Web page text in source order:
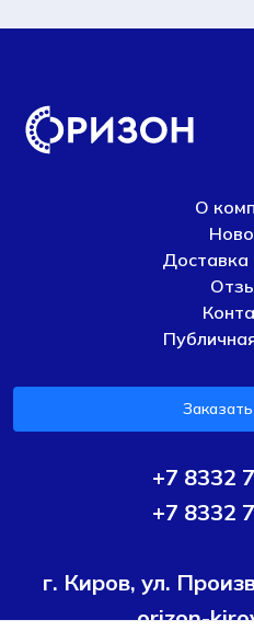
О
Доставка
+7 8332
+7 8332
г. Киров, ул.
orizon-